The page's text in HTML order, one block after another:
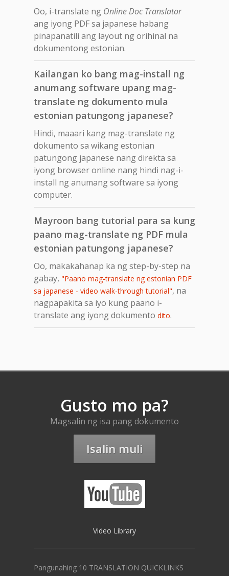
Oo, i-translate ng Online Doc Translator
ang iyong PDF sa japanese habang
pinapanatili ang layout ng orihinal na
dokumentong estonian.
Kailangan ko bang mag-install ng
anumang software upang mag-
translate ng dokumento mula
estonian patungong japanese?
Hindi, maaari kang mag-translate ng
dokumento sa wikang estonian
patungong japanese nang direkta sa
iyong browser online nang hindi nag-i-
install ng anumang software sa iyong
computer.
Mayroon bang tutorial para sa kung
paano mag-translate ng PDF mula
estonian patungong japanese?
Oo, makakahanap ka ng step-by-step na
gabay, "Paano mag-translate ng estonian PDF
sa japanese - video walk-through tutorial", na
nagpapakita sa iyo kung paano i-
translate ang iyong dokumento dito.
Gusto mo pa?
Magsalin ng isa pang dokumento
Isalin muli
Video Library
Pangunahing 10 TRANSLATION QUICKLINKS